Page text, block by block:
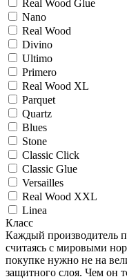
Real Wood Glue
Nano
Real Wood
Divino
Ultimo
Primero
Real Wood XL
Parquet
Quartz
Blues
Stоne
Classic Click
Classic Glue
Versailles
Real Wood XXL
Linea
Класс
Каждый производитель
считаясь с мировыми
покупке нужно не на
защитного слоя. Чем он